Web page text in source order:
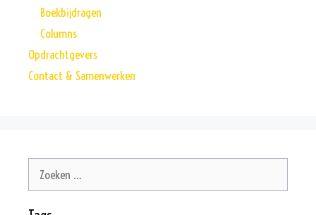
Boekbijdragen
Columns
Opdrachtgevers
Contact & Samenwerken
naar: